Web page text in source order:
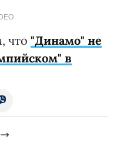
что "Динамо" не
в